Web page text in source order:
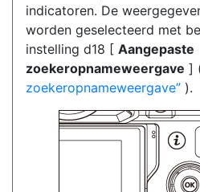
indicatoren. De
worden geselecteerd met
instelling d18 [ Aangepaste
zoekeropnameweergave ]
zoekeropnameweergave ).